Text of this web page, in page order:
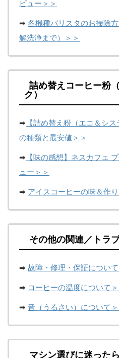
ビュー＞＞
➡ 各機種バリスタのお掃除
解洗浄まで）＞＞
詰め替えコーヒー粉
ク）
➡ 【詰め替え粉（エコ＆シ
の種類と最安値＞＞
➡ 【味の感想】ネスカフェ
ュー＞＞
➡ アイスコーヒーの味＆作り
その他の関連／トラ
➡ 故障・修理・保証について
➡ コーヒーの温度について＞
➡ 音（うるさい）について＞
マシン選びに迷ったら